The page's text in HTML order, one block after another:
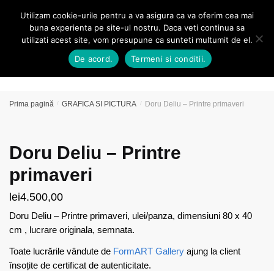
navigation
content
MENU
Prima pagină / GRAFICA SI PICTURA / Doru Deliu – Printre primaveri
Doru Deliu – Printre
primaveri
lei4.500,00
Doru Deliu – Printre primaveri, ulei/panza, dimensiuni 80 x 40
cm , lucrare originala, semnata.
Toate lucrările vândute de FormART Gallery ajung la client
însoțite de certificat de autenticitate.
Utilizam cookie-urile pentru a va asigura ca va oferim cea mai
buna experienta pe site-ul nostru. Daca veti continua sa
utilizati acest site, vom presupune ca sunteti multumit de el.
De acord.
Termeni si conditii.